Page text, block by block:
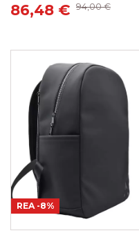
86,48 € 94,00 €
REA -8%